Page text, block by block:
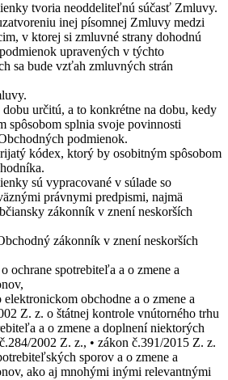
tvoria neoddeliteľnú súčasť Zmluvy.
inej písomnej Zmluvy medzi
v ktorej si zmluvné strany dohodnú
upravených v týchto
sa bude vzťah zmluvných strán
určitú, a to konkrétne na dobu, kedy
spôsobom splnia svoje povinnosti
podmienok.
kódex, ktorý by osobitným spôsobom
sú vypracované v súlade so
právnymi predpismi, najmä
zákonník v znení neskorších
zákonník v znení neskorších
ochrane spotrebiteľa a o zmene a
obchodne a o zmene a
Z. z. o štátnej kontrole vnútorného trhu
a o zmene a doplnení niektorých
2002 Z. z., • zákon č.391/2015 Z. z.
sporov a o zmene a
ako aj mnohými inými relevantnými